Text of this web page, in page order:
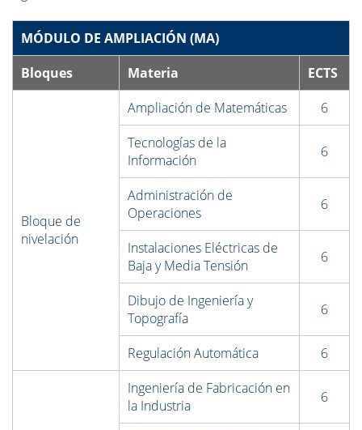
MÓDULO DE AMPLIACIÓN (MA)
Bloques
Materia ECTS
Bloque de
nivelación
Ampliación de Matemáticas
6
Tecnologías de la
Información
6
Administración de
Operaciones
6
Instalaciones Eléctricas de
Baja y Media Tensión
6
Dibujo de Ingeniería y
Topografía
6
Regulación Automática 6
Ingeniería de Fabricación en
la Industria
6